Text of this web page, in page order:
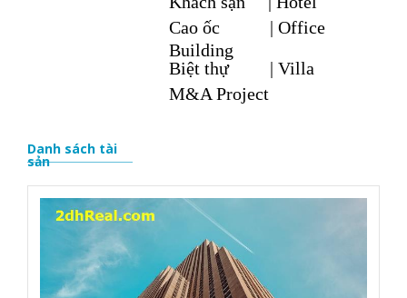
Cao ốc | Office
Building
Biệt thự | Villa
M&A Project
Danh sách tài
sản